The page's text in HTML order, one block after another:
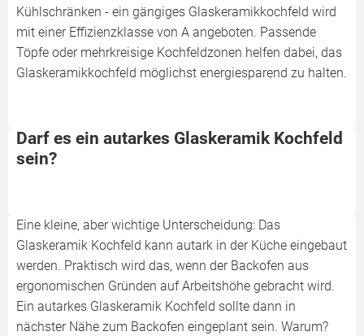
Kühlschränken - ein gängiges Glaskeramikkochfeld wird
mit einer Effizienzklasse von A angeboten. Passende
Töpfe oder mehrkreisige Kochfeldzonen helfen dabei, das
Glaskeramikkochfeld möglichst energiesparend zu halten.
Darf es ein autarkes Glaskeramik Kochfeld
sein?
Eine kleine, aber wichtige Unterscheidung: Das
Glaskeramik Kochfeld kann autark in der Küche eingebaut
werden. Praktisch wird das, wenn der Backofen aus
ergonomischen Gründen auf Arbeitshöhe gebracht wird.
Ein autarkes Glaskeramik Kochfeld sollte dann in
nächster Nähe zum Backofen eingeplant sein. Warum?